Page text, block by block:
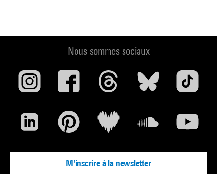
Nous sommes sociaux
M'inscrire à la newsletter